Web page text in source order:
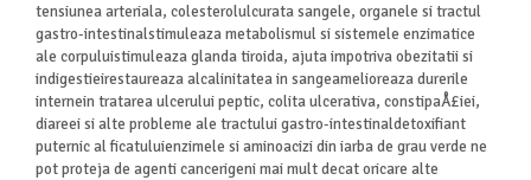
tensiunea arteriala, colesterolulcurata sangele, organele si tractul
gastro-intestinalstimuleaza metabolismul si sistemele enzimatice
ale corpuluistimuleaza glanda tiroida, ajuta impotriva obezitatii si
indigestieirestaureaza alcalinitatea in sangeamelioreaza durerile
internein tratarea ulcerului peptic, colita ulcerativa, constipaÅ£iei,
diareei si alte probleme ale tractului gastro-intestinaldetoxifiant
puternic al ficatuluienzimele si aminoacizi din iarba de grau verde ne
pot proteja de agenti cancerigeni mai mult decat oricare alte